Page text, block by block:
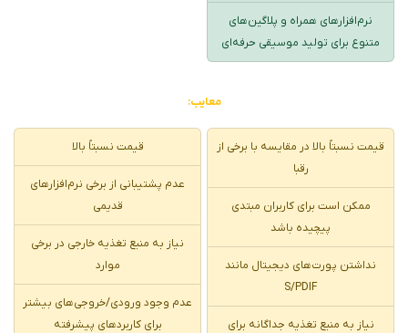
نرم‌افزارهای همراه و پلاگین‌های
متنوع برای تولید موسیقی حرفه‌ای
معایب:
قیمت نسبتاً بالا در مقایسه با برخی از
رقبا
ممکن است برای کاربران مبتدی
پیچیده باشد
نداشتن پورت‌های دیجیتال مانند
S/PDIF
نیاز به منبع تغذیه جداگانه برای
قیمت نسبتاً بالا
عدم پشتیبانی از برخی نرم‌افزارهای
قدیمی
نیاز به منبع تغذیه خارجی در برخی
موارد
عدم وجود ورودی/خروجی‌های بیشتر
برای کاربردهای پیشرفته